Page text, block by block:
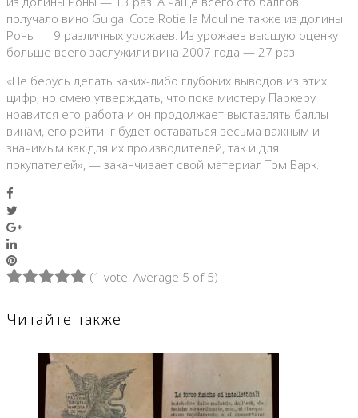
получало вино Guigal Cote Rotie la Mouline также из долины
Роны — 9 различных урожаев. Из урожаев высшую оценку
больше всего заслужили вина 2007 года — 27 раз.
«Не берусь делать каких-либо глубоких выводов из этих
цифр, но смею утверждать, что пока мистеру Паркеру
нравится его работа и он продолжает выставлять баллы
винам, его рейтинг будет оставаться весьма важным и
значимым как для их производителей, так и для
покупателей», — заканчивает свой материал Том Варк.
Google+
LinkedIn
Pinterest
(1 vote . Average 5 of 5)
Читайте также